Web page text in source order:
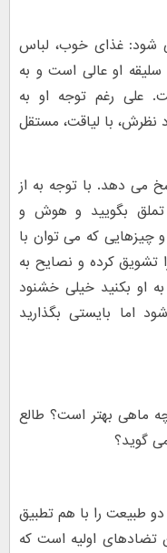
شود: غذای خوب، لباس
سلیقه او عالی است و به
علی رغم توجه او به
نظرش، با لیاقت، مستقل
می دهد. با توجه به از
بگویید و هوش و
چیزهایی که می توان با
تشویق کرده و نصایح به
او بکنید خیلی خشنود
بایستی بگذارید
ماهی بهتر است؟ طالع
گوید؟
طبیعت را با هم تطبیق
تضادهای اولیه است که